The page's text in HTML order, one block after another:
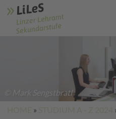
© Mark Sengstbratl
»